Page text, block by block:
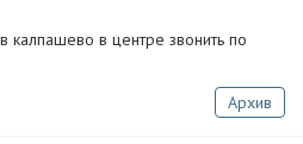
калпашево в центре звонить по
Архив